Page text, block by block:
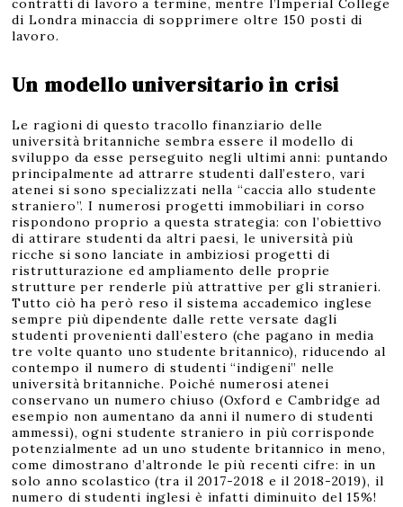
contratti di lavoro a termine, mentre l’Imperial College
di Londra minaccia di sopprimere oltre 150 posti di
lavoro.
Un modello universitario in crisi
Le ragioni di questo tracollo finanziario delle
università britanniche sembra essere il modello di
sviluppo da esse perseguito negli ultimi anni: puntando
principalmente ad attrarre studenti dall’estero, vari
atenei si sono specializzati nella “caccia allo studente
straniero”. I numerosi progetti immobiliari in corso
rispondono proprio a questa strategia: con l’obiettivo
di attirare studenti da altri paesi, le università più
ricche si sono lanciate in ambiziosi progetti di
ristrutturazione ed ampliamento delle proprie
strutture per renderle più attrattive per gli stranieri.
Tutto ciò ha però reso il sistema accademico inglese
sempre più dipendente dalle rette versate dagli
studenti provenienti dall’estero (che pagano in media
tre volte quanto uno studente britannico), riducendo al
contempo il numero di studenti “indigeni” nelle
università britanniche. Poiché numerosi atenei
conservano un numero chiuso (Oxford e Cambridge ad
esempio non aumentano da anni il numero di studenti
ammessi), ogni studente straniero in più corrisponde
potenzialmente ad un uno studente britannico in meno,
come dimostrano d’altronde le più recenti cifre: in un
solo anno scolastico (tra il 2017-2018 e il 2018-2019), il
numero di studenti inglesi è infatti diminuito del 15%!